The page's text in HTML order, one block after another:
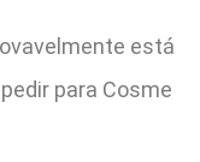
está
para Cosme